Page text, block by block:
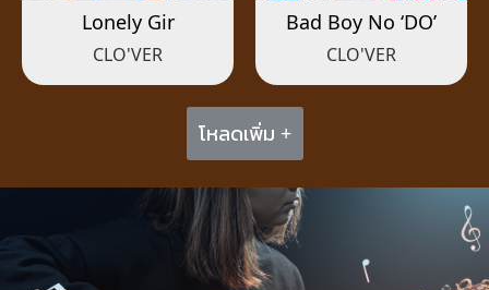
Lonely Gir
CLO'VER
Bad Boy No ‘DO’
CLO'VER
โหลดเพิ่ม +